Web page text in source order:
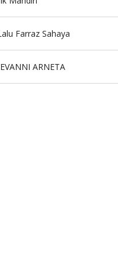
Farraz Sahaya
donasi dari DEVANNI ARNETA